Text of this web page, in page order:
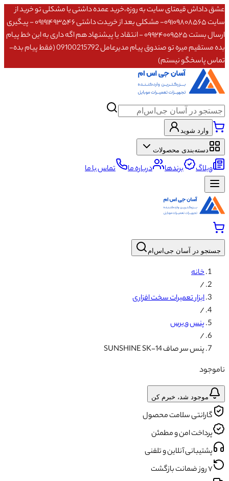
عشق داداش قیمتای سایت به روزه،خرید عمده داشتی یا مشکلی تو خرید از
سایت ۰۹۱۰۹۸۰۸۵۶۵- مشکلی بعد از خریدت داشتی ۰۹۱۹۱۴۹۳۵۴۶ - پیگیری
ارسال بستت ۰۹۹۲۴۰۰۹۵۲۵ - انتقاد یا پیشنهاد هم اگه داری به این خط پیام
بده مستقیم میره تو صندوق پیام مدیرعامل 09100215792 (فقط پیام بده-
تماس پاسخگو نیستم)
وارد شوید
دسته‌بندی محصولات
وبلاگ برندها درباره ما تماس با ما
جستجو در آسان جی‌اس‌ام
خانه
/
ابزار تعمیرات سخت افزاری
/
پنس و برس
/
پنس سر صاف SUNSHINE SK-14
ناموجود
موجود شد، خبرم کن
گارانتی سلامت محصول
پرداخت امن و مطمئن
پشتیبانی آنلاین و تلفنی
۷ روز ضمانت بازگشت